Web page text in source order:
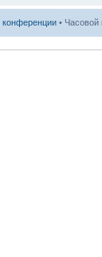
конференции •